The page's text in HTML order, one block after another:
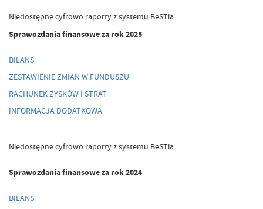
Niedostępne cyfrowo raporty z systemu BeSTia.
Sprawozdania finansowe za rok 2025
BILANS
ZESTAWIENIE ZMIAN W FUNDUSZU
RACHUNEK ZYSKÓW I STRAT
INFORMACJA DODATKOWA
Niedostępne cyfrowo raporty z systemu BeSTia.
Sprawozdania finansowe za rok 2024
BILANS